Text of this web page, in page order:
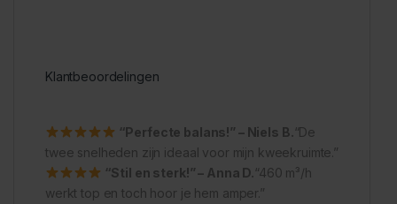
Klantbeoordelingen
“Perfecte balans!” – Niels B.“De
twee snelheden zijn ideaal voor mijn kweekruimte.”
“Stil en sterk!” – Anna D.“460 m³/h
werkt top en toch hoor je hem amper.”